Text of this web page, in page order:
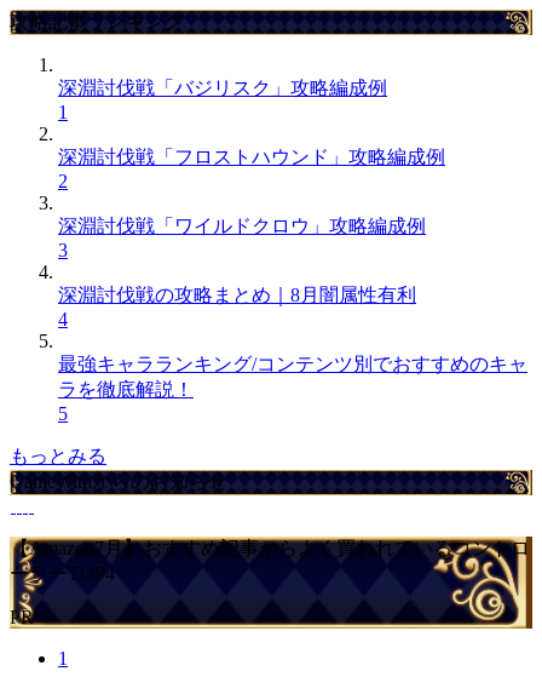
攻略記事ランキング
深淵討伐戦「バジリスク」攻略編成例
1
深淵討伐戦「フロストハウンド」攻略編成例
2
深淵討伐戦「ワイルドクロウ」攻略編成例
3
深淵討伐戦の攻略まとめ｜8月闇属性有利
4
最強キャラランキング/コンテンツ別でおすすめのキャ
ラを徹底解説！
5
もっとみる
GameWithからのお知らせ
【Amazon7月】おすすめ記事からよく買われているコントロ
ーラーTOP4
PR
1